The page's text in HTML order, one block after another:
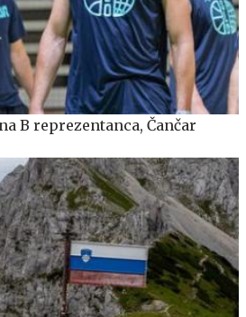
B reprezentanca, Čančar